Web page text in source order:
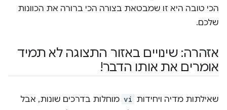
הכי טובה היא זו שמבטאת בצורה הכי ברורה את הכוונות
שלכם.
אזהרה: שינויים באזור התצוגה לא תמיד
אומרים את אותו הדבר!
שאילתות מדיה ויחידות vi מוחלות בדרכים שונות, אבל